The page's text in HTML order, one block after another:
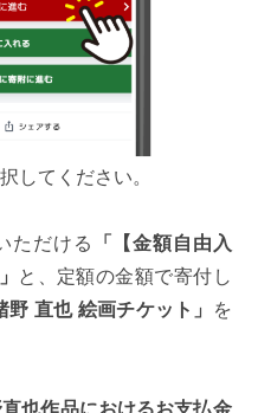
してください。
ただける
「【金額自由入
と、定額の金額で寄付し
野 直也 絵画チケット」
を
也作品におけるお支払金